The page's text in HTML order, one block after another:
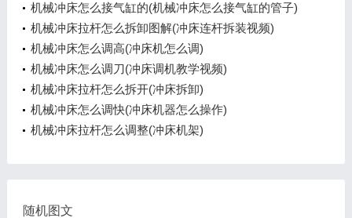
机械冲床怎么接气缸的(机械冲床怎么接气缸的管子)
机械冲床拉杆怎么拆卸图解(冲床连杆拆装视频)
机械冲床怎么调高(冲床机怎么调)
机械冲床怎么调刀(冲床调机教学视频)
机械冲床拉杆怎么拆开(冲床拆卸)
机械冲床怎么调快(冲床机器怎么操作)
机械冲床拉杆怎么调整(冲床机架)
随机图文